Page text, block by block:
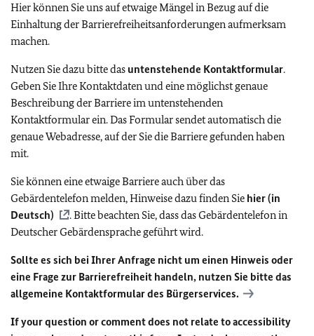
Hier können Sie uns auf etwaige Mängel in Bezug auf die
Einhaltung der Barrierefreiheitsanforderungen aufmerksam
machen.
Nutzen Sie dazu bitte das untenstehende Kontaktformular.
Geben Sie Ihre Kontaktdaten und eine möglichst genaue
Beschreibung der Barriere im untenstehenden
Kontaktformular ein. Das Formular sendet automatisch die
genaue Webadresse, auf der Sie die Barriere gefunden haben
mit.
Sie können eine etwaige Barriere auch über das
Gebärdentelefon melden, Hinweise dazu finden Sie hier (in
Deutsch)
. Bitte beachten Sie, dass das Gebärdentelefon in
Deutscher Gebärdensprache geführt wird.
Sollte es sich bei Ihrer Anfrage nicht um einen Hinweis oder
eine Frage zur Barrierefreiheit handeln, nutzen Sie bitte das
allgemeine Kontaktformular des Bürgerservices.
If your question or comment does not relate to accessibility